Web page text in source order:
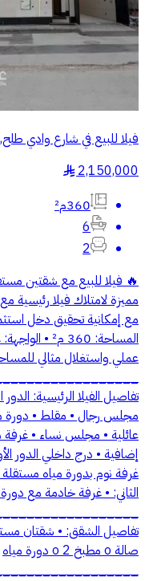
فيلا للبيع في شارع وادي
2,150,000
§
360م²
6
2
🔥 فيلا للبيع مع شقتين
مميزة لامتلاك فيلا رئيسية
مع إمكانية تحقيق دخل
عملي واستغلال مثالي
🏡
تفاصيل الفيلا الرئيسية:
مجلس رجال • مقلط • دورة
عائلية • مجلس نساء •
إضافية • درج داخلي الدور
غرفة نوم بدورة مياه مستقلة
الثاني: • غرفة خادمة مع
🏢
صالة o مطبخ o 2 دورة مياه
⭐